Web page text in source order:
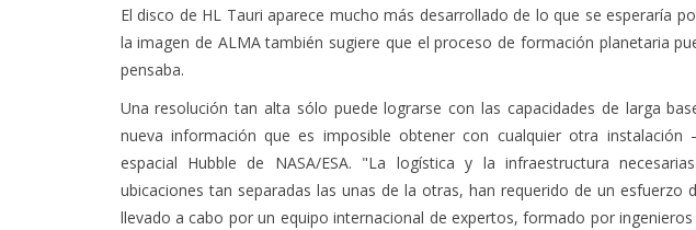
El disco de HL Tauri aparece mucho más desarrollado de lo que se esperaría
la imagen de ALMA también sugiere que el proceso de formación planetaria
pensaba.
Una resolución tan alta sólo puede lograrse con las capacidades de larga
nueva información que es imposible obtener con cualquier otra
espacial Hubble de NASA/ESA. "La logística y la infraestructura
ubicaciones tan separadas las unas de la otras, han requerido de un esfuerzo
llevado a cabo por un equipo internacional de expertos, formado por